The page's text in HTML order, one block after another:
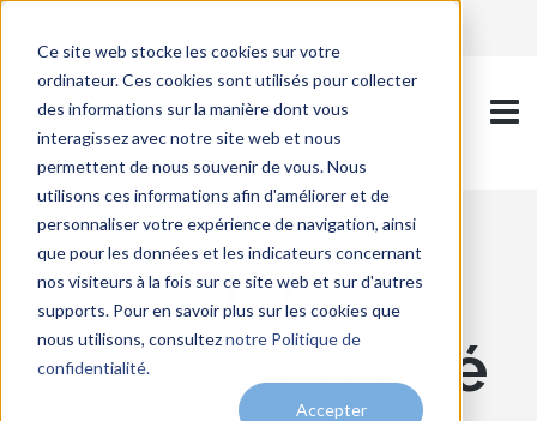
Ce site web stocke les cookies sur votre
ordinateur. Ces cookies sont utilisés pour collecter
des informations sur la manière dont vous
interagissez avec notre site web et nous
permettent de nous souvenir de vous. Nous
utilisons ces informations afin d'améliorer et de
personnaliser votre expérience de navigation, ainsi
que pour les données et les indicateurs concernant
nos visiteurs à la fois sur ce site web et sur d'autres
supports. Pour en savoir plus sur les cookies que
nous utilisons, consulteznotre Politique de
confidentialité.
Accepter
Politique de
confidentialité